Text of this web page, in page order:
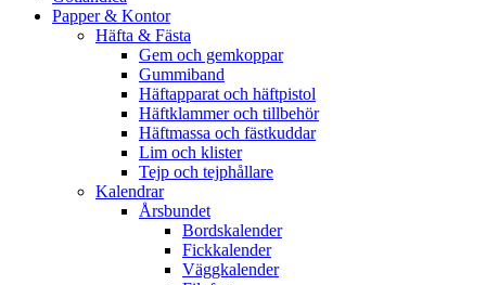
Papper & Kontor
Häfta & Fästa
Gem och gemkoppar
Gummiband
Häftapparat och häftpistol
Häftklammer och tillbehör
Häftmassa och fästkuddar
Lim och klister
Tejp och tejphållare
Kalendrar
Årsbundet
Bordskalender
Fickkalender
Väggkalender